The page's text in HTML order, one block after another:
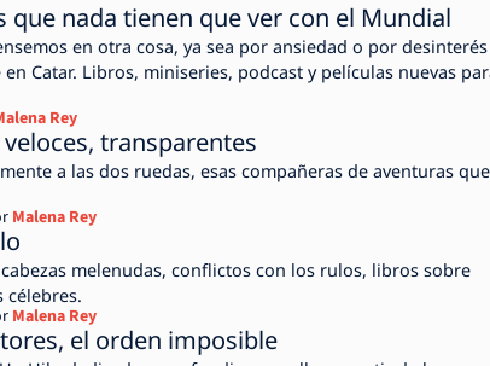
que nada tienen que ver con el Mundial
en otra cosa, ya sea por ansiedad o por desinterés
Catar. Libros, miniseries, podcast y películas nuevas
Rey
transparentes
a las dos ruedas, esas compañeras de aventuras que
Malena Rey
melenudas, conflictos con los rulos, libros sobre
célebres.
Malena Rey
el orden imposible